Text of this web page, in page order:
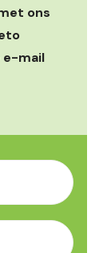
ons
e-mail